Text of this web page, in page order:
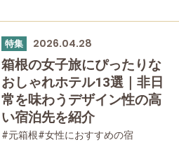
#母と娘で
特集 2026.04.28
箱根の女子旅にぴったりな
おしゃれホテル13選｜非日
常を味わうデザイン性の高
い宿泊先を紹介
#元箱根#女性におすすめの宿